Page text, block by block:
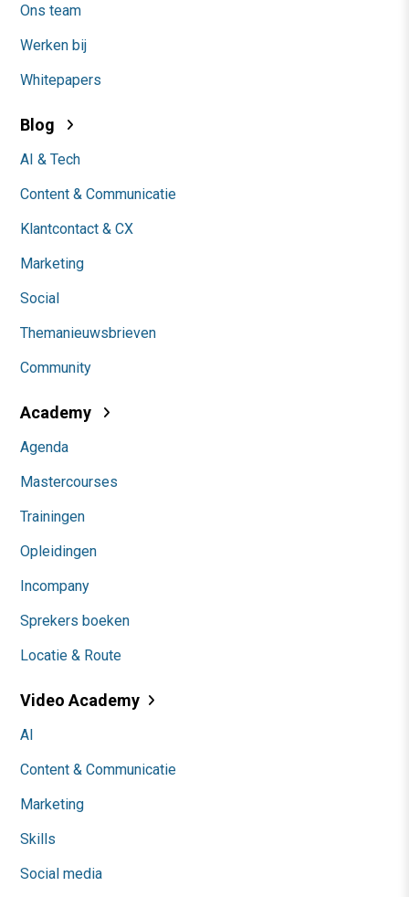
Ons team
Werken bij
Whitepapers
Blog
AI & Tech
Content & Communicatie
Klantcontact & CX
Marketing
Social
Themanieuwsbrieven
Community
Academy
Agenda
Mastercourses
Trainingen
Opleidingen
Incompany
Sprekers boeken
Locatie & Route
Video Academy
AI
Content & Communicatie
Marketing
Skills
Social media